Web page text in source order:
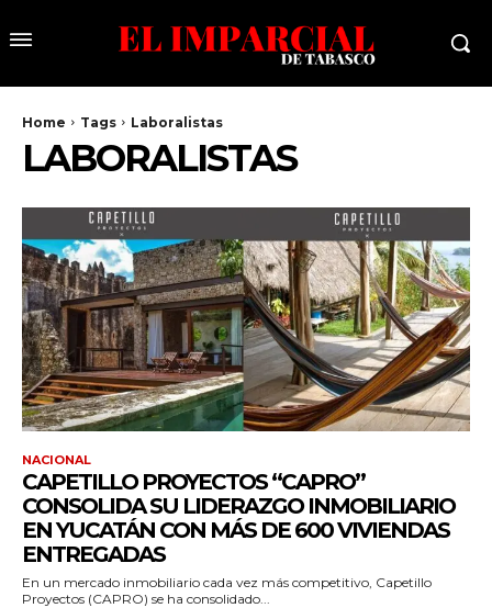
Home Tags Laboralistas
LABORALISTAS
NACIONAL
CAPETILLO PROYECTOS “CAPRO”
CONSOLIDA SU LIDERAZGO INMOBILIARIO
EN YUCATÁN CON MÁS DE 600 VIVIENDAS
ENTREGADAS
En un mercado inmobiliario cada vez más competitivo, Capetillo
Proyectos (CAPRO) se ha consolidado...